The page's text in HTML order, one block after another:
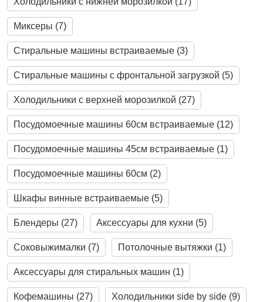
Миксеры (7)
Стиральные машины встраиваемые (3)
Стиральные машины с фронтальной загрузкой (5)
Холодильники с верхней морозилкой (27)
Посудомоечные машины 60см встраиваемые (12)
Посудомоечные машины 45см встраиваемые (1)
Посудомоечные машины 60см (2)
Шкафы винные встраиваемые (5)
Блендеры (27) Аксессуары для кухни (5)
Соковыжималки (7) Потолочные вытяжки (1)
Аксессуары для стиральных машин (1)
Кофемашины (27) Холодильники side by side (9)